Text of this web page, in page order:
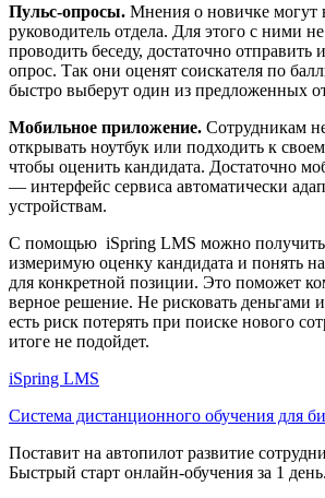
Пульс-опросы. Мнения о новичке могут
руководитель отдела. Для этого с ними не
проводить беседу, достаточно отправить
опрос. Так они оценят соискателя по
быстро выберут один из предложенных
Мобильное приложение. Сотрудникам
открывать ноутбук или подходить к
чтобы оценить кандидата. Достаточно
— интерфейс сервиса автоматически
устройствам.
С помощью iSpring LMS можно получить
измеримую оценку кандидата и понять
для конкретной позиции. Это поможет
верное решение. Не рисковать деньгами
есть риск потерять при поиске нового
итоге не подойдет.
iSpring LMS
Система дистанционного обучения для
Поставит на автопилот развитие
Быстрый старт онлайн‑обучения за 1 день.